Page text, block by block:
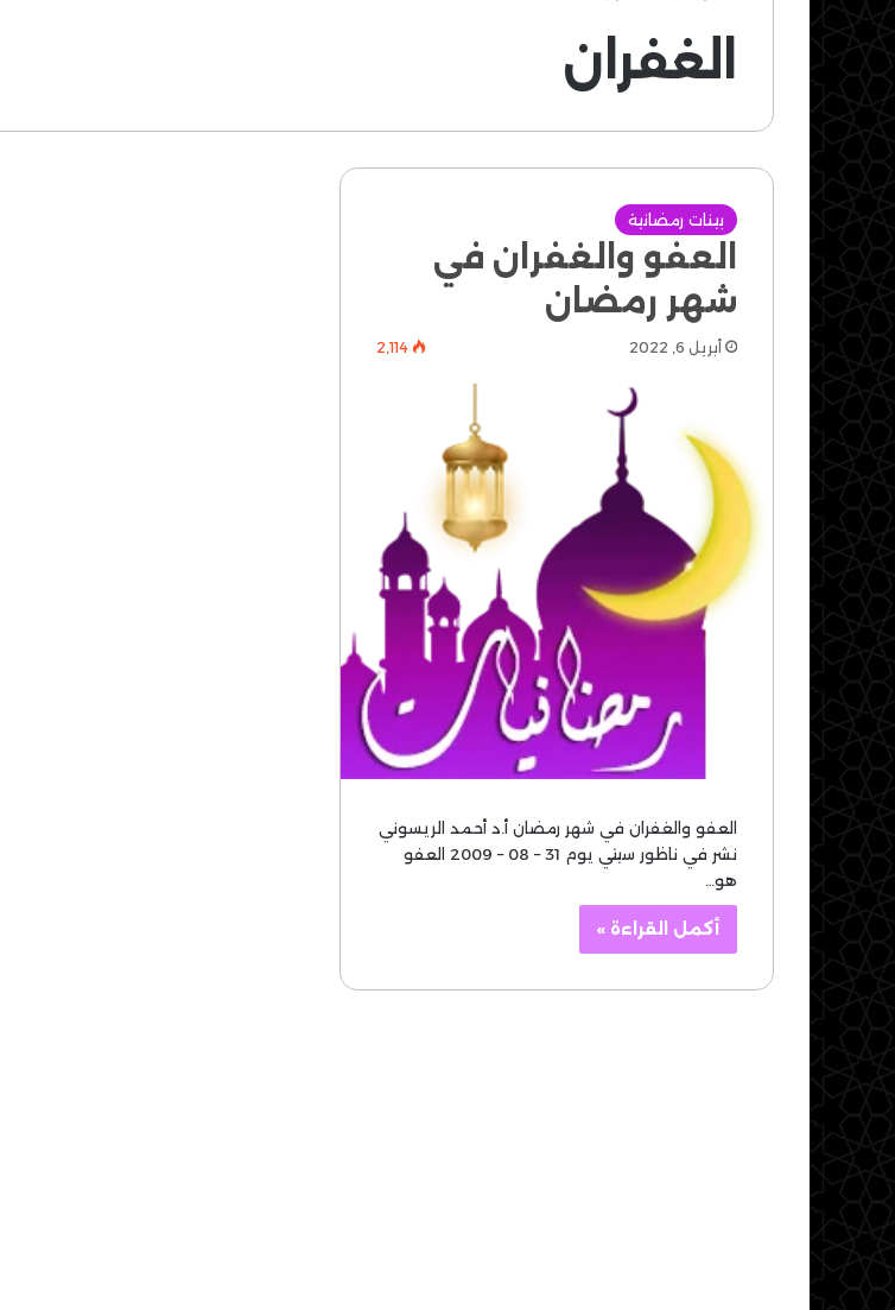
الغفران
بينات رمضانية
العفو والغفران في
شهر رمضان
أبريل 6, 2022 2٬114
العفو والغفران في شهر رمضان أ.د أحمد الريسوني
نشر في ناظور سيتي يوم 31 – 08 – 2009 العفو
هو…
أكمل القراءة »